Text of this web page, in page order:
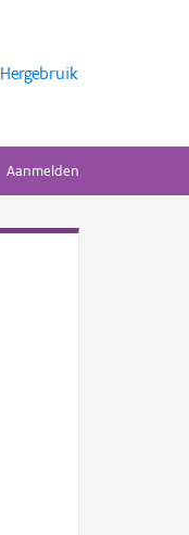
Hergebruik
Aanmelden